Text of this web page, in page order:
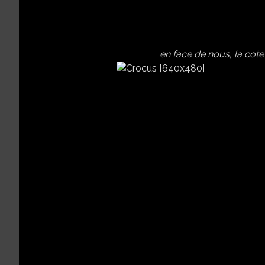
en face de nous, la